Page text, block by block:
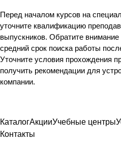
Перед началом курсов на
уточните квалификацию
выпускников. Обратите
средний срок поиска работы
Уточните условия прохождения
получить рекомендации для
компании.
КаталогАкцииУчебные центры
Контакты